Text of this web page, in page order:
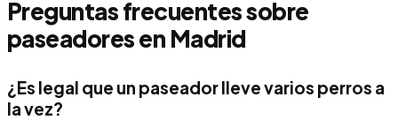
Preguntas frecuentes sobre
paseadores en Madrid
¿Es legal que un paseador lleve varios perros a
la vez?